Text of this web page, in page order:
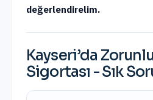
değerlendirelim.
Kayseri’da
Sigortası - Sık